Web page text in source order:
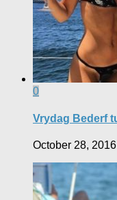
0
Vrydag Bederf
October 28, 2016